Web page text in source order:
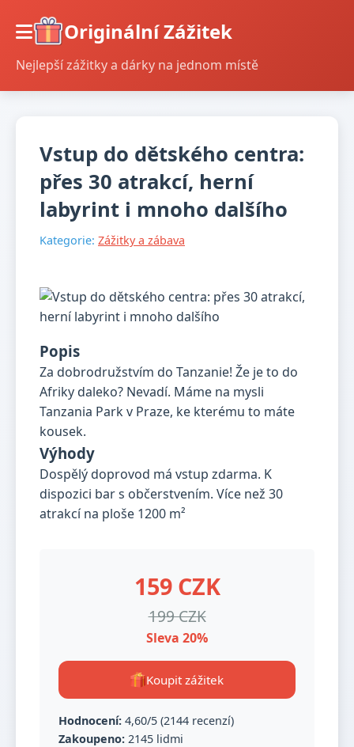
Originální Zážitek
Nejlepší zážitky a dárky na jednom místě
Vstup do dětského centra:
přes 30 atrakcí, herní
labyrint i mnoho dalšího
Kategorie: Zážitky a zábava
Popis
Za dobrodružstvím do Tanzanie! Že je to do
Afriky daleko? Nevadí. Máme na mysli
Tanzania Park v Praze, ke kterému to máte
kousek.
Výhody
Dospělý doprovod má vstup zdarma. K
dispozici bar s občerstvením. Více než 30
atrakcí na ploše 1200 m²
159 CZK
199 CZK
Sleva 20%
Koupit zážitek
Hodnocení: 4,60/5 (2144 recenzí)
Zakoupeno: 2145 lidmi